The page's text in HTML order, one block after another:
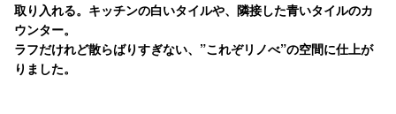
取り入れる。キッチンの白いタイルや、隣接した青いタイルのカ
ウンター。
ラフだけれど散らばりすぎない、”これぞリノべ”の空間に仕上が
りました。